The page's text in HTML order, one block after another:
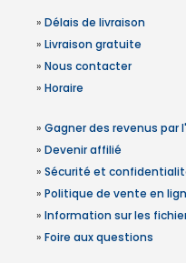
» Délais de livraison
» Livraison gratuite
» Nous contacter
» Horaire
» Gagner des revenus par
» Devenir affilié
» Sécurité et
» Politique de vente en
» Information sur les
» Foire aux questions